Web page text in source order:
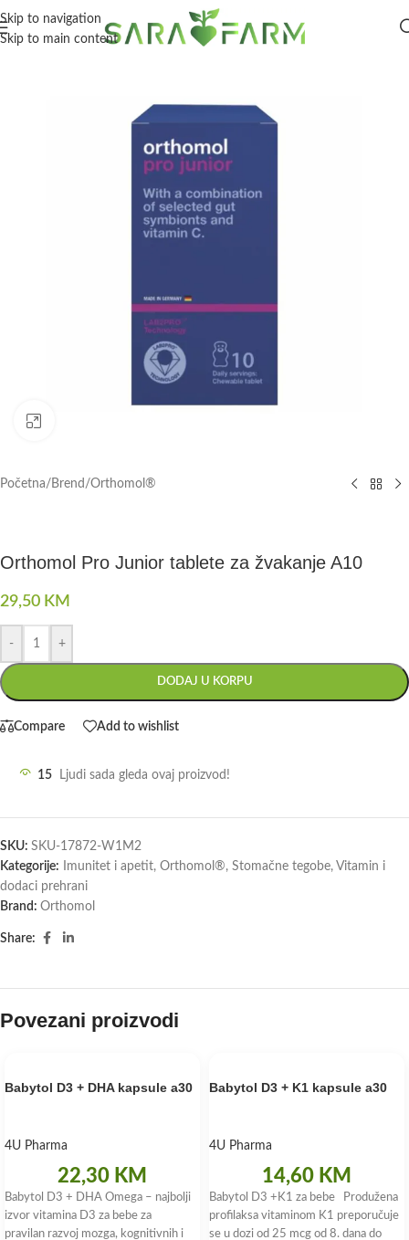
Skip to navigation
Skip to main content
Početna/ Brend /Orthomol®
Orthomol Pro Junior tablete za žvakanje A10
29,50 KM
- +
DODAJ U KORPU
Compare Add to wishlist
15 Ljudi sada gleda ovaj proizvod!
SKU: SKU-17872-W1M2
Kategorije:
Imunitet i apetit, Orthomol®, Stomačne tegobe, Vitamin i
dodaci prehrani
Brand: Orthomol
Share:
Povezani proizvodi
Babytol D3 + DHA kapsule a30
4U Pharma
22,30 KM
Babytol D3 + DHA Omega – najbolji
izvor vitamina D3 za bebe za
pravilan razvoj mozga, kognitivnih i
Babytol D3 + K1 kapsule a30
4U Pharma
14,60 KM
Babytol D3 +K1 za bebe Produžena
profilaksa vitaminom K1 preporučuje
se u dozi od 25 mcg od 8. dana do